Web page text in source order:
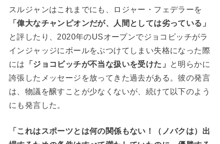
スルジャンはこれまでにも、ロジャー・フェデラーを
「偉大なチャンピオンだが、人間としては劣っている」
と評したり、2020年のUSオープンでジョコビッチがラ
インジャッジにボールをぶつけてしまい失格になった際
には
「ジョコビッチが不当な扱いを受けた」
と明らかに
誇張したメッセージを放ってきた過去がある。彼の発言
は、物議を醸すことが少なくないが、続けて以下のよう
にも発言した。
「これはスポーツとは何の関係もない！（ノバクは）出